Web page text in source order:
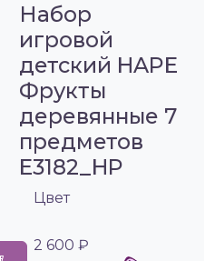
Набор
игровой
детский HAPE
Фрукты
деревянные 7
предметов
E3182_HP
Цвет
2 600 ₽